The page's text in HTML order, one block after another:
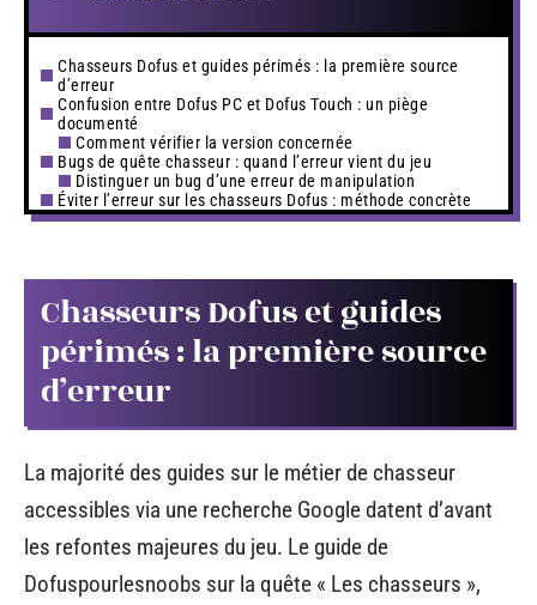
Chasseurs Dofus et guides périmés : la première source
d’erreur
Confusion entre Dofus PC et Dofus Touch : un piège
documenté
Comment vérifier la version concernée
Bugs de quête chasseur : quand l’erreur vient du jeu
Distinguer un bug d’une erreur de manipulation
Éviter l’erreur sur les chasseurs Dofus : méthode concrète
Chasseurs Dofus et guides
périmés : la première source
d’erreur
La majorité des guides sur le métier de chasseur
accessibles via une recherche Google datent d’avant
les refontes majeures du jeu. Le guide de
Dofuspourlesnoobs sur la quête « Les chasseurs »,